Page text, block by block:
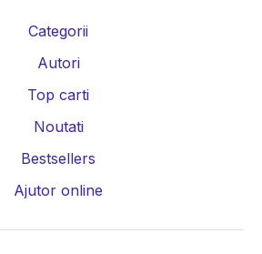
Categorii
Autori
Top carti
Noutati
Bestsellers
Ajutor online